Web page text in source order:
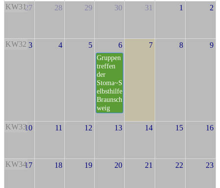
KW3127 28 29 30 31 1 2
KW32 3 4 5 6
Gruppen
treffen
der
Stoma~S
elbsthilfe
Braunsch
weig
7 8 9
KW3310 11 12 13 14 15 16
KW3417 18 19 20 21 22 23